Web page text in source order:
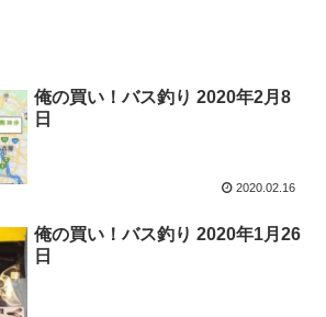
俺の買い！バス釣り 2020年2月8
日
2020.02.16
俺の買い！バス釣り 2020年1月26
日